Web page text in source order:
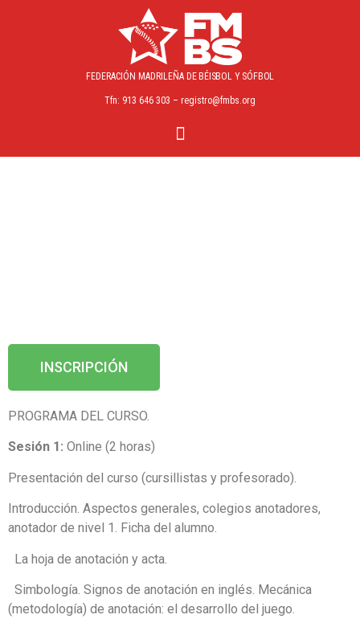
FEDERACIÓN MADRILEÑA DE BÉISBOL Y SÓFBOL
Tfn: 913 646 303 – registro@fmbs.org
INSCRIPCIÓN
PROGRAMA DEL CURSO.
Sesión 1: Online (2 horas)
Presentación del curso (cursillistas y profesorado).
Introducción. Aspectos generales, colegios anotadores,
anotador de nivel 1. Ficha del alumno.
La hoja de anotación y acta.
Simbología. Signos de anotación en inglés. Mecánica
(metodología) de anotación: el desarrollo del juego.